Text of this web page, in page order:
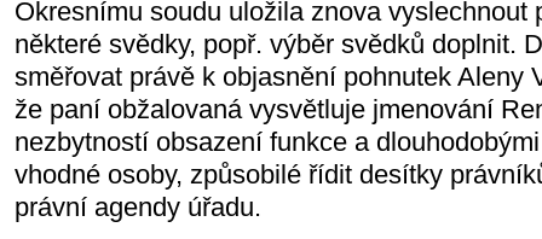
Okresnímu soudu uložila znova vyslechnout
některé svědky, popř. výběr svědků doplnit.
směřovat právě k objasnění pohnutek Aleny
že paní obžalovaná vysvětluje jmenování
nezbytností obsazení funkce a
vhodné osoby, způsobilé řídit desítky
právní agendy úřadu.